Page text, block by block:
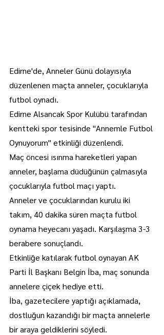
Edirne'de, Anneler Günü dolayısıyla
düzenlenen maçta anneler, çocuklarıyla
futbol oynadı.
Edirne Alsancak Spor Kulübü tarafından
kentteki spor tesisinde "Annemle Futbol
Oynuyorum" etkinliği düzenlendi.
Maç öncesi ısınma hareketleri yapan
anneler, başlama düdüğünün çalmasıyla
çocuklarıyla futbol maçı yaptı.
Anneler ve çocuklarından kurulu iki
takım, 40 dakika süren maçta futbol
oynama heyecanı yaşadı. Karşılaşma 3-3
berabere sonuçlandı.
Etkinliğe katılarak futbol oynayan AK
Parti İl Başkanı Belgin İba, maç sonunda
annelere çiçek hediye etti.
İba, gazetecilere yaptığı açıklamada,
dostluğun kazandığı bir maçta annelerle
bir araya geldiklerini söyledi.